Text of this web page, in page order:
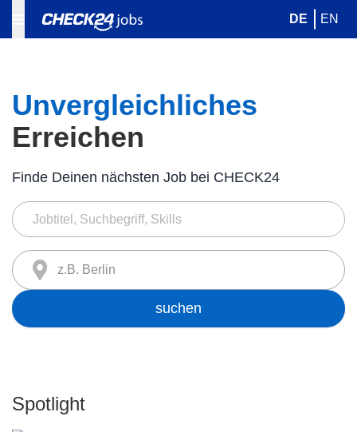
DE EN
Unvergleichliches
Erreichen
Finde Deinen nächsten Job bei CHECK24
z.B. Berlin
suchen
Spotlight